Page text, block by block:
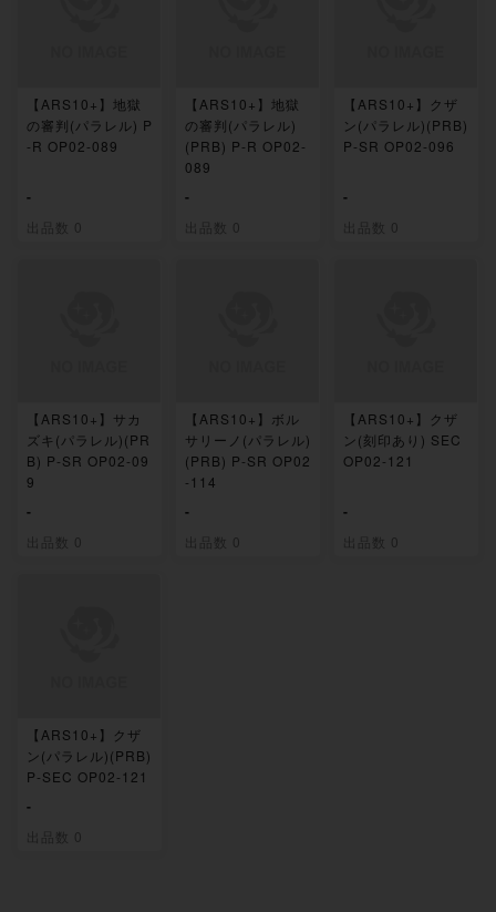
【ARS10+】地獄
の審判(パラレル) P
-R OP02-089
-
出品数 0
【ARS10+】地獄
の審判(パラレル)
(PRB) P-R OP02-
089
-
出品数 0
【ARS10+】クザ
ン(パラレル)(PRB)
P-SR OP02-096
-
出品数 0
【ARS10+】サカ
ズキ(パラレル)(PR
B) P-SR OP02-09
9
-
出品数 0
【ARS10+】ボル
サリーノ(パラレル)
(PRB) P-SR OP02
-114
-
出品数 0
【ARS10+】クザ
ン(刻印あり) SEC
OP02-121
-
出品数 0
【ARS10+】クザ
ン(パラレル)(PRB)
P-SEC OP02-121
-
出品数 0